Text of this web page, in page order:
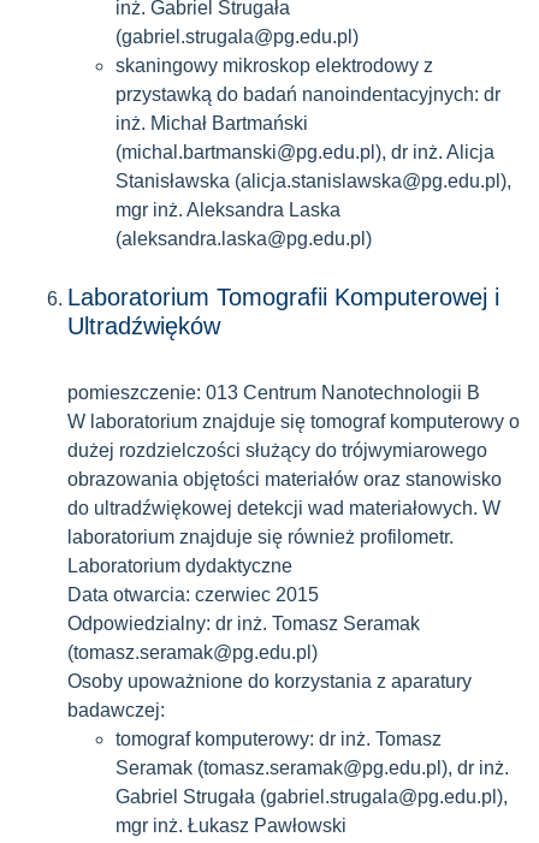
inż. Gabriel Strugała
(gabriel.strugala@pg.edu.pl)
skaningowy mikroskop elektrodowy z
przystawką do badań nanoindentacyjnych: dr
inż. Michał Bartmański
(michal.bartmanski@pg.edu.pl), dr inż. Alicja
Stanisławska (alicja.stanislawska@pg.edu.pl),
mgr inż. Aleksandra Laska
(aleksandra.laska@pg.edu.pl)
Laboratorium Tomografii Komputerowej i
Ultradźwięków
pomieszczenie: 013 Centrum Nanotechnologii B
W laboratorium znajduje się tomograf komputerowy o
dużej rozdzielczości służący do trójwymiarowego
obrazowania objętości materiałów oraz stanowisko
do ultradźwiękowej detekcji wad materiałowych. W
laboratorium znajduje się również profilometr.
Laboratorium dydaktyczne
Data otwarcia: czerwiec 2015
Odpowiedzialny: dr inż. Tomasz Seramak
(tomasz.seramak@pg.edu.pl)
Osoby upoważnione do korzystania z aparatury
badawczej:
tomograf komputerowy: dr inż. Tomasz
Seramak (tomasz.seramak@pg.edu.pl), dr inż.
Gabriel Strugała (gabriel.strugala@pg.edu.pl),
mgr inż. Łukasz Pawłowski